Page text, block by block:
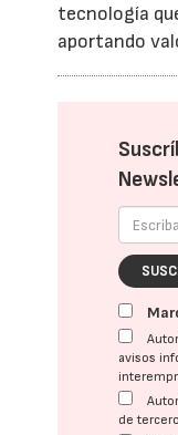
tecnología
aportando
avisos
de